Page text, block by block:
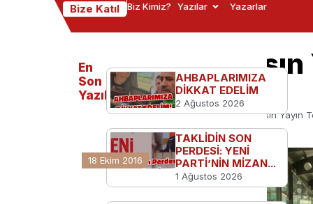
Bize Katıl Biz Kimiz? Yazılar Yazarlar
Egemonya
Döneme Hazır!
Ana Sayfa Kampüsten Egemonya Basın Yayın
18 Ekim 2016
En
Son
Yazılanlar
AHBAPLARIMIZA
DİKKAT EDELİM
2 Ağustos 2026
TAKLİDİN SON
PERDESİ: YENİ
PARTİ’NİN MİZAN...
1 Ağustos 2026